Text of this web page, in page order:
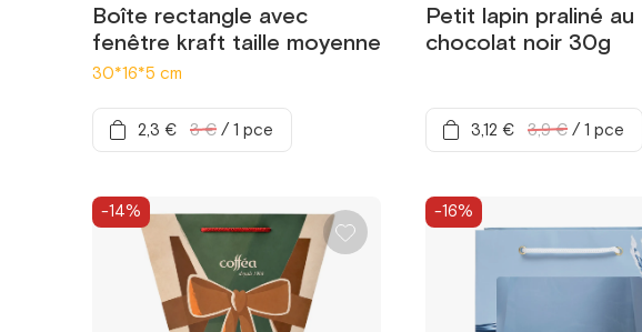
Boîte rectangle avec
fenêtre kraft taille moyenne
30*16*5 cm
2,3 € 3 € /1 pce
Petit lapin praliné au
chocolat noir 30g
3,12 € 3,9 € /1 pce
-14% -16%